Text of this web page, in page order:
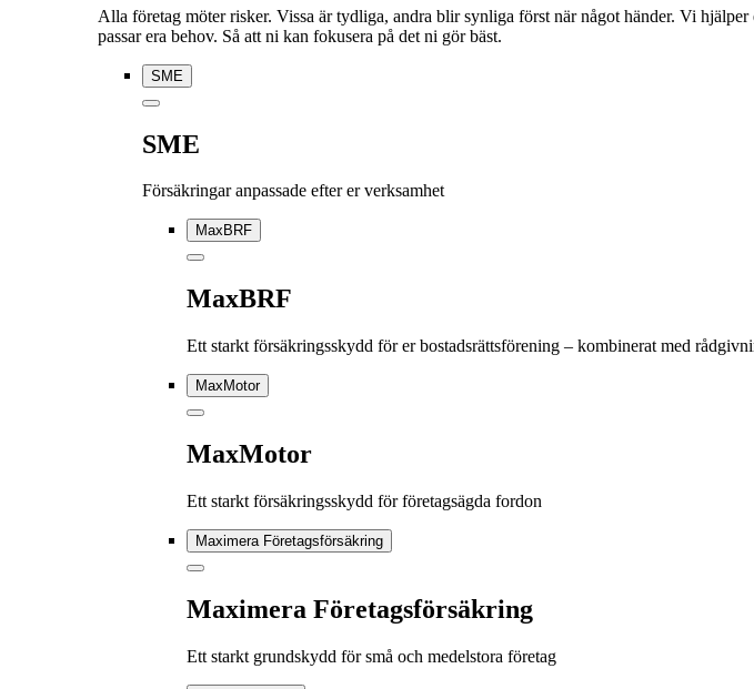
Alla företag möter risker. Vissa är tydliga, andra blir synliga först när något händer. Vi
passar era behov. Så att ni kan fokusera på det ni gör bäst.
SME
SME
Försäkringar anpassade efter er verksamhet
MaxBRF
MaxBRF
Ett starkt försäkringsskydd för er bostadsrättsförening – kombinerat med
MaxMotor
MaxMotor
Ett starkt försäkringsskydd för företagsägda fordon
Maximera Företagsförsäkring
Maximera Företagsförsäkring
Ett starkt grundskydd för små och medelstora företag